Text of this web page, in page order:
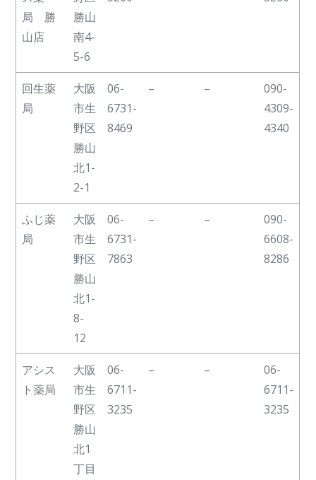
局 勝
山店
勝山
南4-
5-6
回生薬
局
大阪
市生
野区
勝山
北1-
2-1
06-
6731-
8469
– –
090-
4309-
4340
ふじ薬
局
大阪
市生
野区
勝山
北1-
8-
12
06-
6731-
7863
– –
090-
6608-
8286
アシス
ト薬局
大阪
市生
野区
勝山
北1
丁目
06-
6711-
3235
– –
06-
6711-
3235